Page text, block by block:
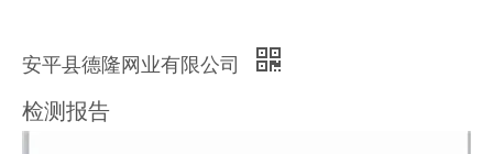
安平县德隆网业有限公司
检测报告